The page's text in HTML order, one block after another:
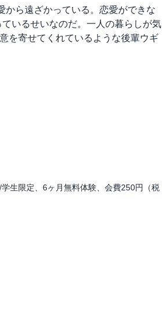
から遠ざかっている。恋愛ができな
いるせいなのだ。一人の暮らしが気
を寄せてくれているような後輩ウギ
生限定、6ヶ月無料体験、会費250円（税